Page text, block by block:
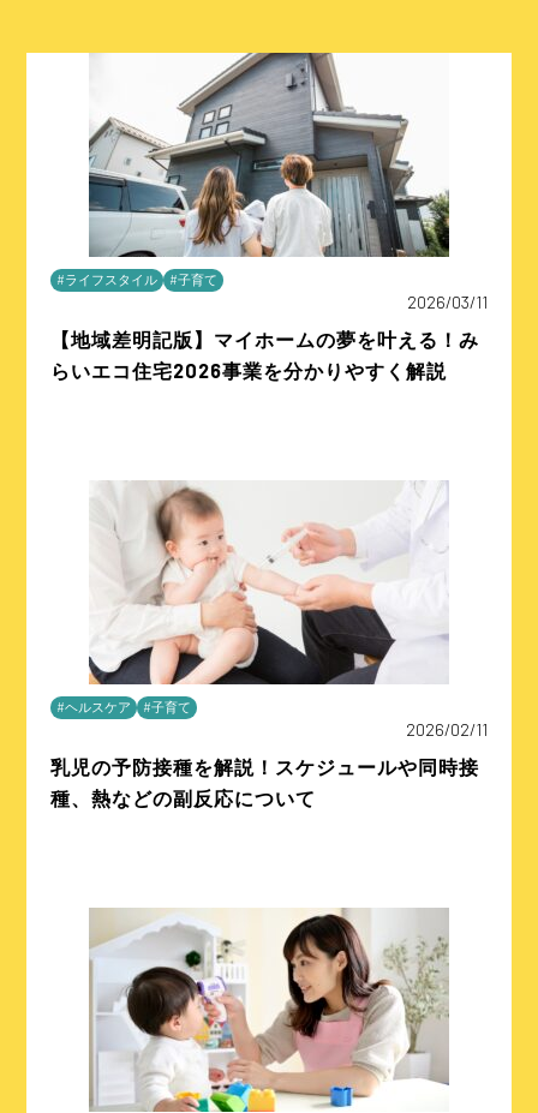
#ライフスタイル #子育て
2026/03/11
【地域差明記版】マイホームの夢を叶える！み
らいエコ住宅2026事業を分かりやすく解説
#ヘルスケア #子育て
2026/02/11
乳児の予防接種を解説！スケジュールや同時接
種、熱などの副反応について